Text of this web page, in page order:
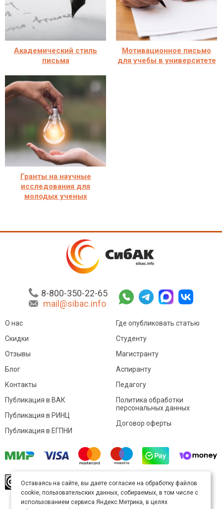
Академический стиль
письма
Мотивационное письмо
для учебы в университете
Гранты на научные
исследования для
молодых ученых
8-800-350-22-65
mail@sibac.info
О нас
Скидки
Отзывы
Блог
Контакты
Где опубликовать статью
Студенту
Магистранту
Аспиранту
Педагогу
Публикация в ВАК
Публикация в РИНЦ
Публикация в ЕГПНИ
Политика обработки
персональных данных
Договор оферты
произведение доступно полицензии Creative
Commons «Attribution» («Атрибуция») 4.0
Непортированная.
Оставаясь на сайте, вы даете согласие на обработку файлов
cookie, пользовательских данных, собираемых, в том числе с
использованием сервиса Яндекс.Метрика, в целях